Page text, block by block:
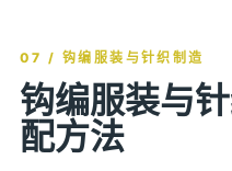
07 / 钩编服装与针织制造
钩编服装与
配方法